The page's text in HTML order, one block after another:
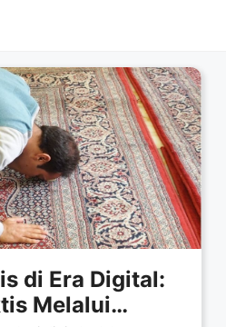
di Era Digital:
Melalui